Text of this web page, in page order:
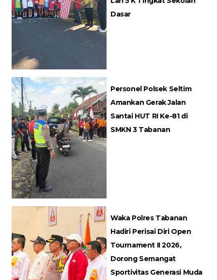
Dasar
Personel Polsek Seltim
Amankan Gerak Jalan
Santai HUT RI Ke-81 di
SMKN 3 Tabanan
Waka Polres Tabanan
Hadiri Perisai Diri Open
Tournament II 2026,
Dorong Semangat
Sportivitas Generasi Muda